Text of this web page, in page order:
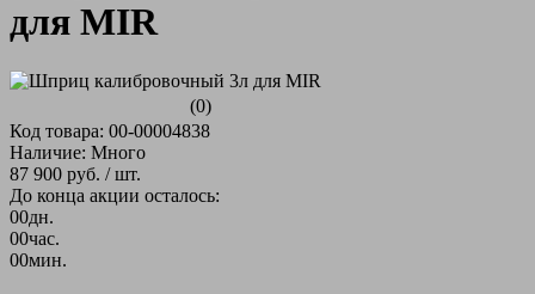
для MIR
(0)
Код товара: 00-00004838
Наличие: Много
87 900 руб. / шт.
До конца акции осталось:
00дн.
00час.
00мин.